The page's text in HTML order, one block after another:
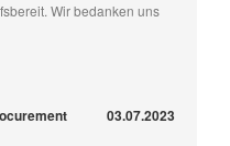
Wir bedanken uns
03.07.2023